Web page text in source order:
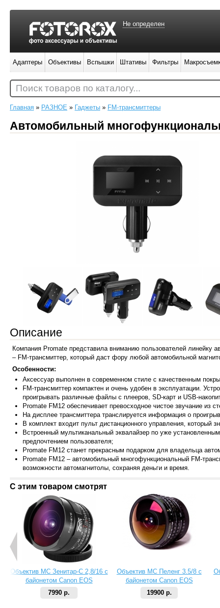
Главная » РАЗНОЕ » Гаджеты » FM-трансмиттеры
Автомобильный
Описание
Компания Promate представила вниманию пользователей линейку
– FM-трансмиттер, который даст фору любой автомобильной
Особенности:
Аксессуар выполнен в современном стиле с качественным
FM-трансмиттер компактен и очень удобен в эксплуатации.
проигрывать различные файлы с плееров, SD-карт и USB-
Promate FM12 обеспечивает превосходное чистое звучание из
На дисплее трансмиттера транслируется информация о
В комплект входит пульт дистанционного управления, который
Встроенный мультиканальный эквалайзер по уже
предпочтением пользователя;
Promate FM12 станет прекрасным подарком для владельца
Promate FM12 – автомобильный многофункциональный FM-
возможности автомагнитолы, сохраняя деньги и время.
С этим товаром смотрят
Объектив МС Зенитар-C 2,8/16 с
байонетом Canon EOS
7990 р.
Объектив МС Пеленг 3.5/8 с
байонетом Canon EOS
19900 р.
Не определен
Адаптеры Объективы Вспышки Штативы Фильтры
Поиск товаров по каталогу...